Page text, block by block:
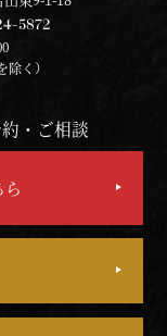
5872
く）
・ご相談